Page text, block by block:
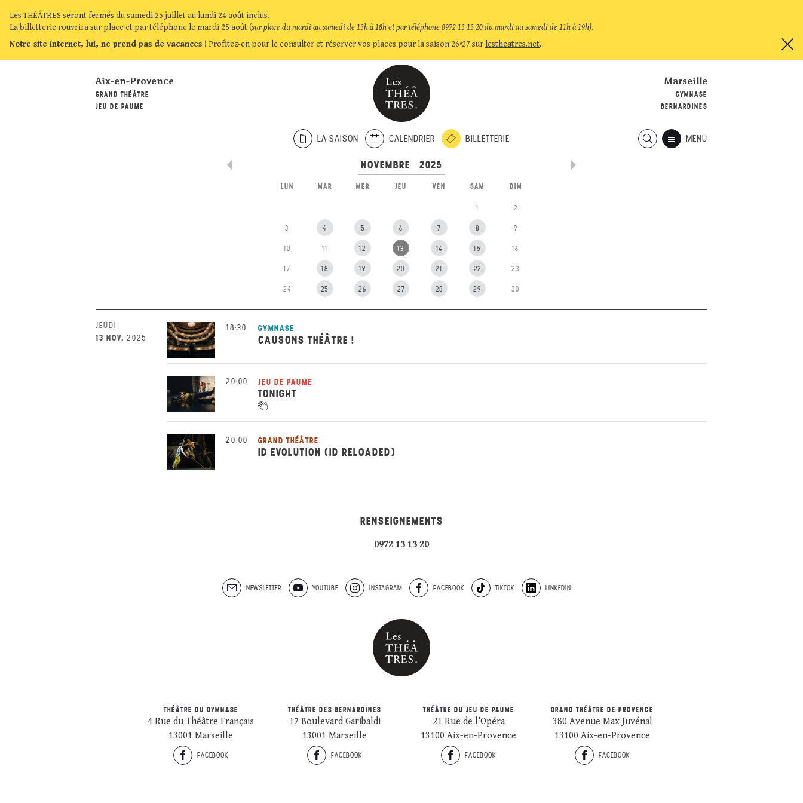
Les THÉÂTRES seront fermés du samedi 25 juillet au lundi 24 août inclus.
La billetterie rouvrira sur place et par téléphone le mardi 25 août (sur place du mardi au samedi de 13h à 18h et par téléphone 0972 13 13 20 du mardi au samedi de 11h à 19h).
Notre site internet, lui, ne prend pas de vacances ! Profitez-en pour le consulter et réserver vos places pour la saison 26•27 sur lestheatres.net.
Marseille
GYMNASE
BERNARDINES
Aix-en-Provence
GRAND THÉÂTRE
JEU DE PAUME
LA SAISON CALENDRIER BILLETTERIE MENU
LUN MAR MER JEU VEN SAM DIM
1 2
3 4 5 6 7 8 9
10 11 12 13 14 15 16
17 18 19 20 21 22 23
24 25 26 27 28 29 30
JEUDI
13 NOV. 2025
18:30 GYMNASE
CAUSONS THÉÂTRE !
20:00 JEU DE PAUME
TONIGHT
20:00 GRAND THÉÂTRE
ID EVOLUTION (ID RELOADED)
RENSEIGNEMENTS
0972 13 13 20
NEWSLETTER YOUTUBE INSTAGRAM FACEBOOK TIKTOK LINKEDIN
THÉÂTRE DU GYMNASE
4 Rue du Théâtre Français
13001 Marseille
FACEBOOK
THÉÂTRE DES BERNARDINES
17 Boulevard Garibaldi
13001 Marseille
FACEBOOK
THÉÂTRE DU JEU DE PAUME
21 Rue de l’Opéra
13100 Aix-en-Provence
FACEBOOK
GRAND THÉÂTRE DE PROVENCE
380 Avenue Max Juvénal
13100 Aix-en-Provence
FACEBOOK